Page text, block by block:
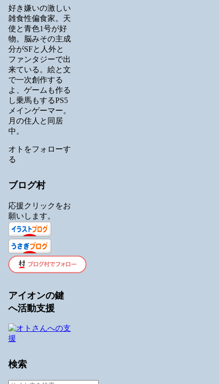
好き嫌いの激しい
雑食性偏食家。天
使と青色1号が好
物。脳みその主成
分がSFと人外と
ファンタジーで出
来ている。絵と文
で一次創作する
よ、ゲームも作る
し乗馬もするPS5
メインゲーマー。
月の住人と同居
中。
オトをフォローす
る
ブログ村
応援クリックをお
願いします。
アイオンの鍵
へ活動支援
検索